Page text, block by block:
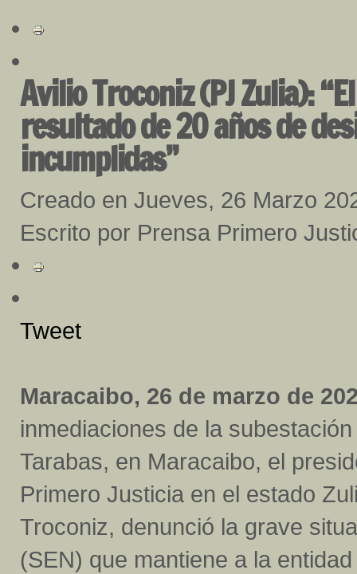
Avilio Troconiz (PJ Zulia):
resultado de 20 años de
incumplidas”
Creado en Jueves, 26 Marzo
Escrito por Prensa Primero
Tweet
Maracaibo, 26 de marzo de
inmediaciones de la
Tarabas, en Maracaibo, el
Primero Justicia en el estado
Troconiz, denunció la grave
(SEN) que mantiene a la